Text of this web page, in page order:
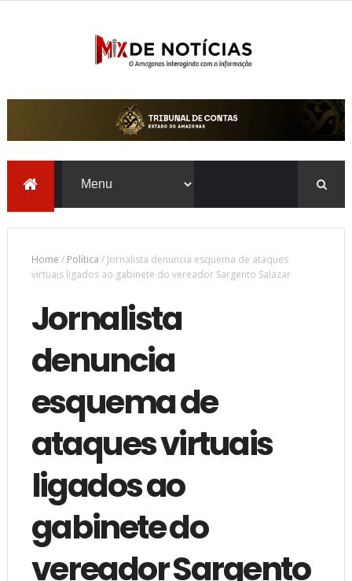
Home / Política / Jornalista denuncia esquema de ataques
virtuais ligados ao gabinete do vereador Sargento Salazar
Jornalista
denuncia
esquema de
ataques virtuais
ligados ao
gabinete do
vereador Sargento